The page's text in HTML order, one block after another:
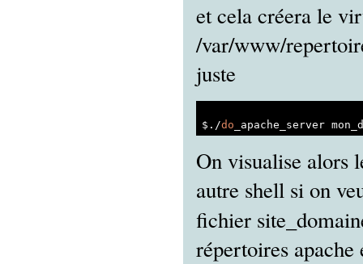
et cela créera le
/var/www/
juste
$./do
On visualise alors
autre shell si on
fichier
répertoires